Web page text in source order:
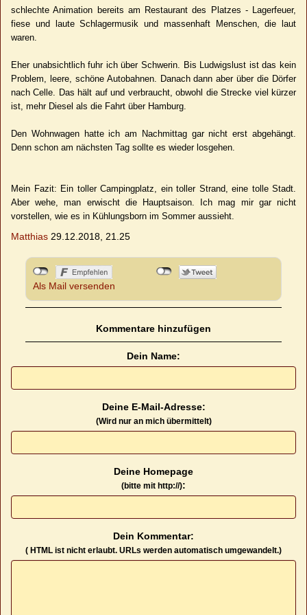
schlechte Animation bereits am Restaurant des Platzes - Lagerfeuer,
fiese und laute Schlagermusik und massenhaft Menschen, die laut
waren.
Eher unabsichtlich fuhr ich über Schwerin. Bis Ludwigslust ist das kein
Problem, leere, schöne Autobahnen. Danach dann aber über die Dörfer
nach Celle. Das hält auf und verbraucht, obwohl die Strecke viel kürzer
ist, mehr Diesel als die Fahrt über Hamburg.
Den Wohnwagen hatte ich am Nachmittag gar nicht erst abgehängt.
Denn schon am nächsten Tag sollte es wieder losgehen.
Mein Fazit: Ein toller Campingplatz, ein toller Strand, eine tolle Stadt.
Aber wehe, man erwischt die Hauptsaison. Ich mag mir gar nicht
vorstellen, wie es in Kühlungsborn im Sommer aussieht.
Matthias 29.12.2018, 21.25
Als Mail versenden
Kommentare hinzufügen
Dein Name:
Deine E-Mail-Adresse:
(Wird nur an mich übermittelt)
Deine Homepage
(bitte mit http://):
Dein Kommentar:
( HTML ist nicht erlaubt. URLs werden automatisch umgewandelt.)